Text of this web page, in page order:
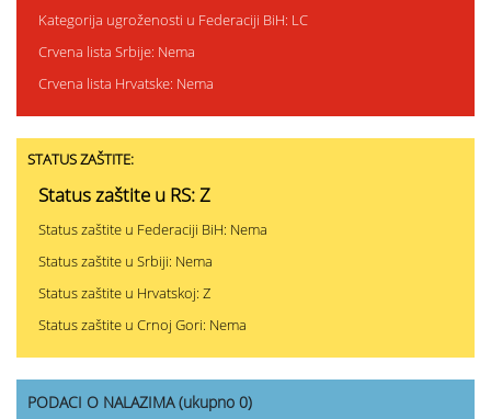
Kategorija ugroženosti u Federaciji BiH: LC
Crvena lista Srbije: Nema
Crvena lista Hrvatske: Nema
STATUS ZAŠTITE:
Status zaštite u RS: Z
Status zaštite u Federaciji BiH: Nema
Status zaštite u Srbiji: Nema
Status zaštite u Hrvatskoj: Z
Status zaštite u Crnoj Gori: Nema
PODACI O NALAZIMA (ukupno 0)